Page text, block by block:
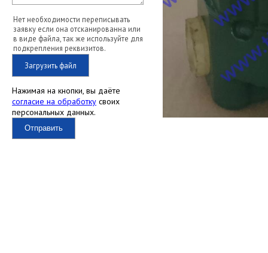
Нет необходимости переписывать
заявку если она отсканированна или
в виде файла, так же используйте для
подкрепления реквизитов.
Загрузить файл
Нажимая на кнопки, вы даёте
согласие на обработку своих
персональных данных.
Отправить